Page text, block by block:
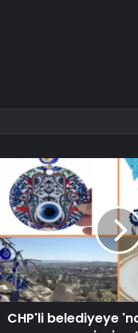
CHP'li belediyeye